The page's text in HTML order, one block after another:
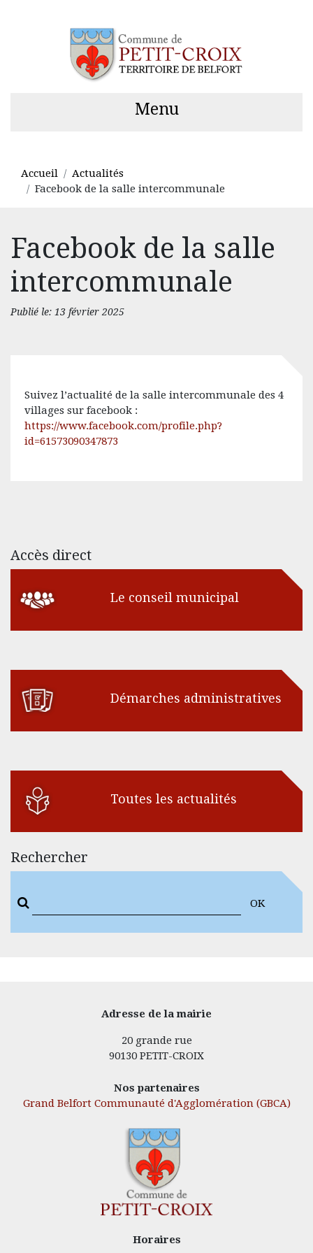
Menu
Accueil
Actualités
Facebook de la salle intercommunale
Facebook de la salle
intercommunale
Publié le: 13 février 2025
Suivez l’actualité de la salle intercommunale des 4
villages sur facebook :
https://www.facebook.com/profile.php?
id=61573090347873
Accès direct
Le conseil municipal
Démarches administratives
Toutes les actualités
Rechercher
OK
Adresse de la mairie
20 grande rue
90130 PETIT-CROIX
Nos partenaires
Grand Belfort Communauté d'Agglomération (GBCA)
Horaires